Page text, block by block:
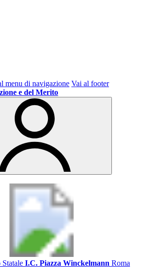
menu di navigazione Vai al footer
e del Merito
I.C. Piazza Winckelmann Roma